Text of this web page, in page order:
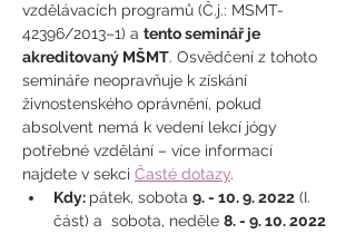
vzdělávacích programů (Č.j.: MSMT-
42396/2013–1) a tento seminář je
akreditovaný MŠMT. Osvědčení z tohoto
semináře neopravňuje k získání
živnostenského oprávnění, pokud
absolvent nemá k vedení lekcí jógy
potřebné vzdělání – více informací
najdete v sekci Časté dotazy.
Kdy: pátek, sobota 9. - 10. 9. 2022 (I.
část) a  sobota, neděle 8. - 9. 10. 2022